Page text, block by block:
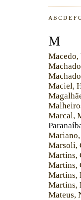
A B C D E F
M
Maciel,
Marcal,
Mariano,
Marsoli,
Martins,
Martins,
Martins,
Martins,
Mateus,